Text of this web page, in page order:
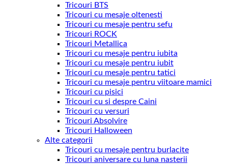
Tricouri BTS
Tricouri cu mesaje oltenesti
Tricouri cu mesaje pentru sefu
Tricouri ROCK
Tricouri Metallica
Tricouri cu mesaje pentru iubita
Tricouri cu mesaje pentru iubit
Tricouri cu mesaje pentru tatici
Tricouri cu mesaje pentru viitoare mamici
Tricouri cu pisici
Tricouri cu si despre Caini
Tricouri cu versuri
Tricouri Absolvire
Tricouri Halloween
Alte categorii
Tricouri cu mesaje pentru burlacite
Tricouri aniversare cu luna nasterii